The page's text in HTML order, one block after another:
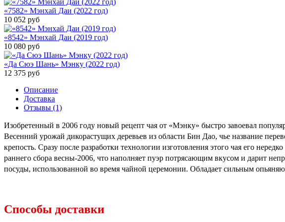
«7582» Мэнхай Даи (2022 год)
10 052 руб
«8542» Мэнхай Даи (2019 год)
10 080 руб
«Да Сюэ Шань» Мэнку (2022 год)
12 375 руб
Описание
Доставка
Отзывы (1)
Изобретенный в 2006 году новый рецепт чая от «Мэнку» быстро завоевал
Весенний урожай дикорастущих деревьев из области Бин Дао, чье название
крепость. Сразу после разработки технологии изготовления этого чая его
раннего сбора весны-2006, что наполняет пуэр потрясающим вкусом и дарит
посуды, использованной во время чайной церемонии. Обладает сильным
Способы доставки